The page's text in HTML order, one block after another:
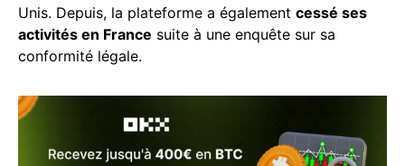
Unis. Depuis, la plateforme a également cessé ses
activités en France suite à une enquête sur sa
conformité légale.